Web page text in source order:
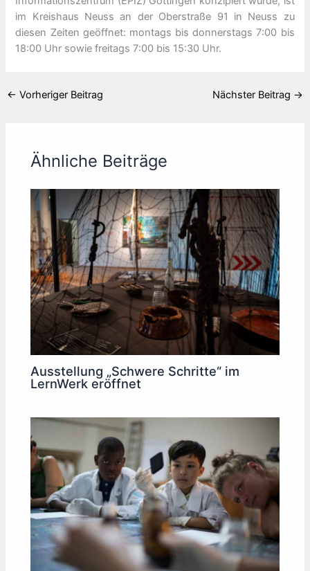
im Kreishaus Neuss an der Oberstraße 91 in Neuss zu
diesen Zeiten geöffnet: montags bis donnerstags 7:00 bis
18:00 Uhr sowie freitags 7:00 bis 15:30 Uhr.
← Vorheriger Beitrag Nächster Beitrag →
Ähnliche Beiträge
Ausstellung „Schwere Schritte“ im
LernWerk eröffnet